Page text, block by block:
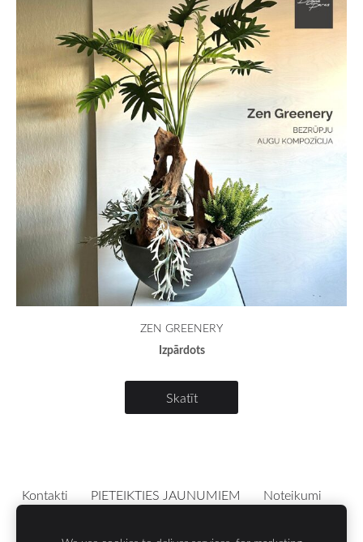
ZEN GREENERY
Izpārdots
Skatīt
Kontakti PIETEIKTIES JAUNUMIEM
Noteikumi